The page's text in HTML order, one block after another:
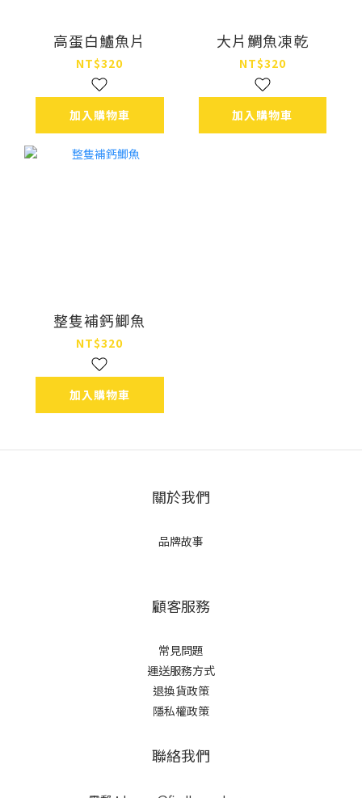
高蛋白鱸魚片
NT$320
加入購物車
大片鯛魚凍乾
NT$320
加入購物車
整隻補鈣鯽魚
NT$320
加入購物車
關於我們
品牌故事
顧客服務
常見問題
運送服務方式
退換貨政策
隱私權政策
聯絡我們